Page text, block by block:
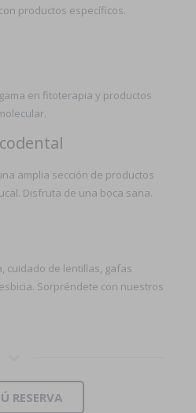
productos específicos.
en fitoterapia y productos
amplia sección de productos
Disfruta de una boca sana.
cuidado de lentillas, gafas
Sorpréndete con nuestros
RESERVA